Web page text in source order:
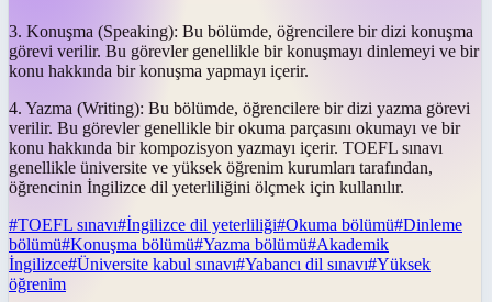
3. Konuşma (Speaking): Bu bölümde, öğrencilere bir dizi konuşma
görevi verilir. Bu görevler genellikle bir konuşmayı dinlemeyi ve bir
konu hakkında bir konuşma yapmayı içerir.
4. Yazma (Writing): Bu bölümde, öğrencilere bir dizi yazma görevi
verilir. Bu görevler genellikle bir okuma parçasını okumayı ve bir
konu hakkında bir kompozisyon yazmayı içerir. TOEFL sınavı
genellikle üniversite ve yüksek öğrenim kurumları tarafından,
öğrencinin İngilizce dil yeterliliğini ölçmek için kullanılır.
#TOEFL sınavı#İngilizce dil yeterliliği#Okuma bölümü#Dinleme
bölümü#Konuşma bölümü#Yazma bölümü#Akademik
İngilizce#Üniversite kabul sınavı#Yabancı dil sınavı#Yüksek
öğrenim